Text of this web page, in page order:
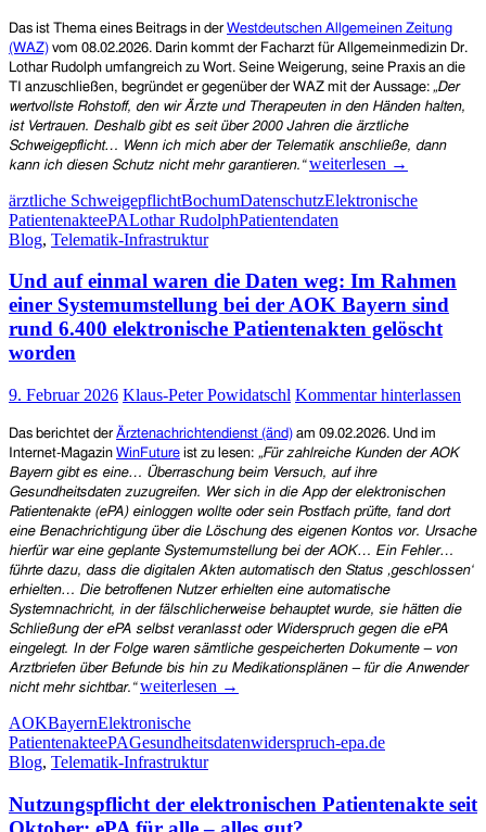
Das ist Thema eines Beitrags in der Westdeutschen Allgemeinen Zeitung
(WAZ) vom 08.02.2026. Darin kommt der Facharzt für Allgemeinmedizin Dr.
Lothar Rudolph umfangreich zu Wort. Seine Weigerung, seine Praxis an die
TI anzuschließen, begründet er gegenüber der WAZ mit der Aussage: „Der
wertvollste Rohstoff, den wir Ärzte und Therapeuten in den Händen halten,
ist Vertrauen. Deshalb gibt es seit über 2000 Jahren die ärztliche
Schweigepflicht… Wenn ich mich aber der Telematik anschließe, dann
kann ich diesen Schutz nicht mehr garantieren.“ „Wir
offline!“:
Warum
Arzt
den
Anschluss
an
Infrastruktur
verweigert
weiterlesen →
ärztliche SchweigepflichtBochumDatenschutzElektronische
PatientenakteePALothar RudolphPatientendaten
Blog, Telematik-Infrastruktur
Und auf einmal waren die Daten weg: Im Rahmen
einer Systemumstellung bei der AOK Bayern sind
rund 6.400 elektronische Patientenakten gelöscht
worden
9. Februar 2026 Klaus-Peter Powidatschl Kommentar hinterlassen
Das berichtet der Ärztenachrichtendienst (änd) am 09.02.2026. Und im
Internet-Magazin WinFuture ist zu lesen: „Für zahlreiche Kunden der AOK
Bayern gibt es eine… Überraschung beim Versuch, auf ihre
Gesundheitsdaten zuzugreifen. Wer sich in die App der elektronischen
Patientenakte (ePA) einloggen wollte oder sein Postfach prüfte, fand dort
eine Benachrichtigung über die Löschung des eigenen Kontos vor. Ursache
hierfür war eine geplante Systemumstellung bei der AOK… Ein Fehler…
führte dazu, dass die digitalen Akten automatisch den Status ‚geschlossen‘
erhielten… Die betroffenen Nutzer erhielten eine automatische
Systemnachricht, in der fälschlicherweise behauptet wurde, sie hätten die
Schließung der ePA selbst veranlasst oder Widerspruch gegen die ePA
eingelegt. In der Folge waren sämtliche gespeicherten Dokumente – von
Arztbriefen über Befunde bis hin zu Medikationsplänen – für die Anwender
nicht mehr sichtbar.“ Und
einmal
waren
die
weg:
Im
weiterlesen →
AOKBayernElektronische
PatientenakteePAGesundheitsdatenwiderspruch-epa.de
Blog, Telematik-Infrastruktur
Nutzungspflicht der elektronischen Patientenakte seit